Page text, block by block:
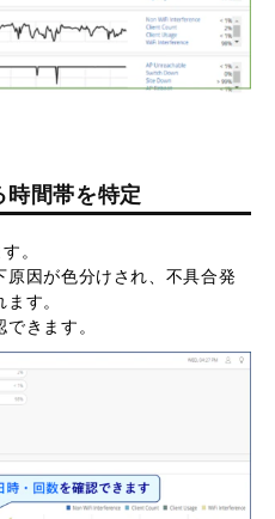
間帯を特定
。
因が色分けされ、不具合発
す。
きます。